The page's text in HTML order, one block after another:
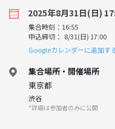
2025年8月31日(日)
集合時刻：16:55
申込締切： 8/31(日) 17:00
Googleカレンダーに追加す
集合場所・開催場所
東京都
渋谷
*詳細は参加者のみに公開